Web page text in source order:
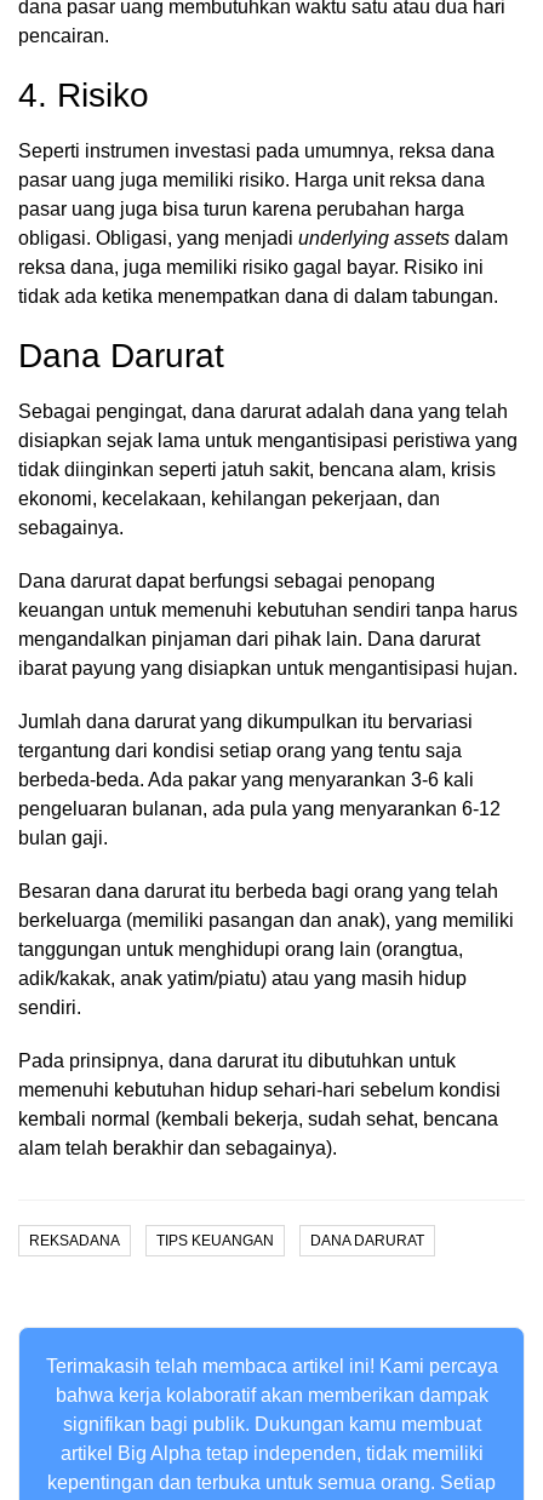
dana pasar uang membutuhkan waktu satu atau dua hari
pencairan.
4. Risiko
Seperti instrumen investasi pada umumnya, reksa dana
pasar uang juga memiliki risiko. Harga unit reksa dana
pasar uang juga bisa turun karena perubahan harga
obligasi. Obligasi, yang menjadi underlying assets dalam
reksa dana, juga memiliki risiko gagal bayar. Risiko ini
tidak ada ketika menempatkan dana di dalam tabungan.
Dana Darurat
Sebagai pengingat, dana darurat adalah dana yang telah
disiapkan sejak lama untuk mengantisipasi peristiwa yang
tidak diinginkan seperti jatuh sakit, bencana alam, krisis
ekonomi, kecelakaan, kehilangan pekerjaan, dan
sebagainya.
Dana darurat dapat berfungsi sebagai penopang
keuangan untuk memenuhi kebutuhan sendiri tanpa harus
mengandalkan pinjaman dari pihak lain. Dana darurat
ibarat payung yang disiapkan untuk mengantisipasi hujan.
Jumlah dana darurat yang dikumpulkan itu bervariasi
tergantung dari kondisi setiap orang yang tentu saja
berbeda-beda. Ada pakar yang menyarankan 3-6 kali
pengeluaran bulanan, ada pula yang menyarankan 6-12
bulan gaji.
Besaran dana darurat itu berbeda bagi orang yang telah
berkeluarga (memiliki pasangan dan anak), yang memiliki
tanggungan untuk menghidupi orang lain (orangtua,
adik/kakak, anak yatim/piatu) atau yang masih hidup
sendiri.
Pada prinsipnya, dana darurat itu dibutuhkan untuk
memenuhi kebutuhan hidup sehari-hari sebelum kondisi
kembali normal (kembali bekerja, sudah sehat, bencana
alam telah berakhir dan sebagainya).
REKSADANA TIPS KEUANGAN DANA DARURAT
Terimakasih telah membaca artikel ini! Kami percaya
bahwa kerja kolaboratif akan memberikan dampak
signifikan bagi publik. Dukungan kamu membuat
artikel Big Alpha tetap independen, tidak memiliki
kepentingan dan terbuka untuk semua orang. Setiap